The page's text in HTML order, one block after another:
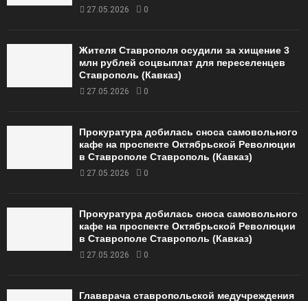
27.05.2026 0
Жителя Ставрополя осудили за хищение 3
млн рублей соцвыплат для переселенцев
Ставрополь (Кавказ)
27.05.2026 0
Прокуратура добилась сноса самовольного
кафе на проспекте Октябрьской Революции
в Ставрополе Ставрополь (Кавказ)
27.05.2026 0
Прокуратура добилась сноса самовольного
кафе на проспекте Октябрьской Революции
в Ставрополе Ставрополь (Кавказ)
27.05.2026 0
Главврача ставропольской медучреждения